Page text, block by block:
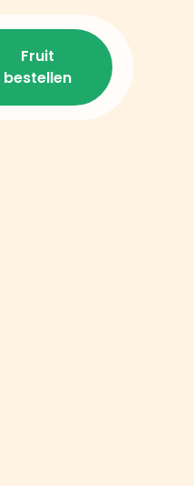
Fruit
bestellen